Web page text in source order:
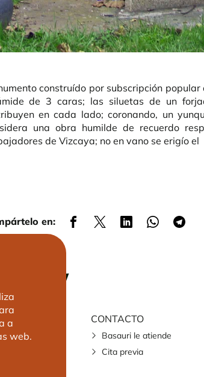
construído por subscripción
de 3 caras; las siluetas de un
en cada lado; coronando, un
una obra humilde de recuerdo
de Vizcaya; no en vano se erigío
en:
a
web.
CONTACTO
Basauri le atiende
Cita previa